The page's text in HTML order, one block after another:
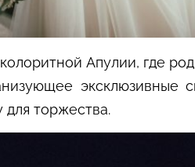
Апулии, где
для торжества.